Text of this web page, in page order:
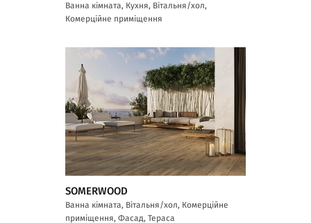
Ванна кімната, Кухня, Вітальня/хол,
Комерційне приміщення
SOMERWOOD
Ванна кімната, Вітальня/хол, Комерційне
приміщення, Фасад, Тераса